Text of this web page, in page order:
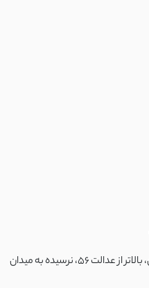
گرگان، بلوار ناهارخوران، بالاتر از عدالت ۵۶، نرسیده به میدان